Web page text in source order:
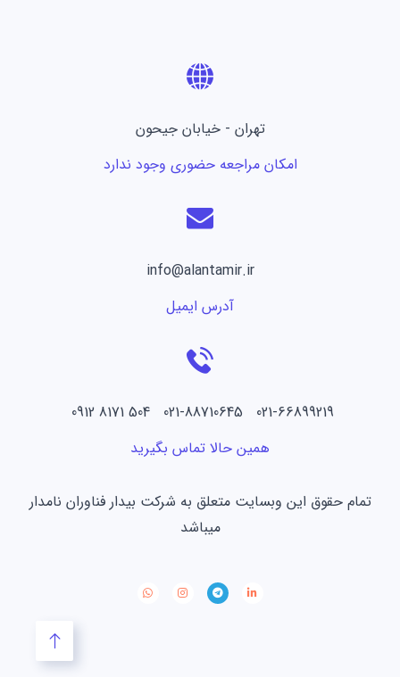
تهران - خیابان جیحون
امکان مراجعه حضوری وجود ندارد
info@alantamir.ir
آدرس ایمیل
021-66899219 021-88710645 504 8171 0912
همین حالا تماس بگیرید
تمام حقوق این وبسایت متعلق به شرکت بیدار فناوران نامدار
میباشد